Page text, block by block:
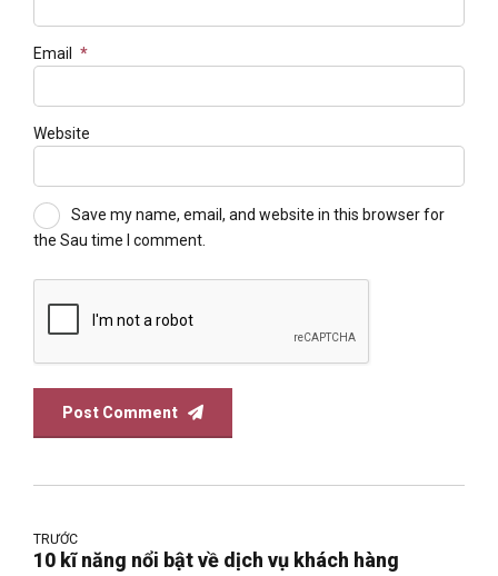
Email *
Website
Save my name, email, and website in this browser for
the Sau time I comment.
Post Comment
TRƯỚC
10 kĩ năng nổi bật về dịch vụ khách hàng